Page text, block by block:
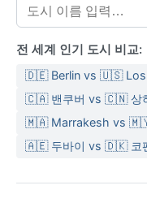
전 세계 인기 도시 비교:
🇩🇪 Berlin vs 🇺🇸 Los
🇨🇦 밴쿠버 vs 🇨🇳 상
🇲🇦 Marrakesh vs 🇲🇾
🇦🇪 두바이 vs 🇩🇰 코